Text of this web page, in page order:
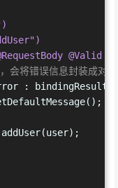
@Valid
会将错误信息封装成对
: